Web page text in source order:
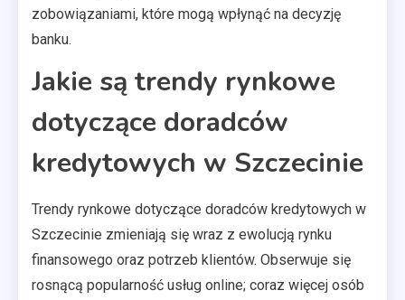
zobowiązaniami, które mogą wpłynąć na decyzję
banku.
Jakie są trendy rynkowe
dotyczące doradców
kredytowych w Szczecinie
Trendy rynkowe dotyczące doradców kredytowych w
Szczecinie zmieniają się wraz z ewolucją rynku
finansowego oraz potrzeb klientów. Obserwuje się
rosnącą popularność usług online; coraz więcej osób